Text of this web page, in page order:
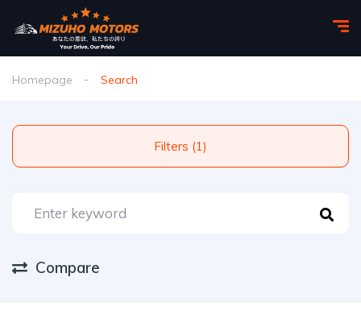
Homepage Search
Filters (1)
Compare